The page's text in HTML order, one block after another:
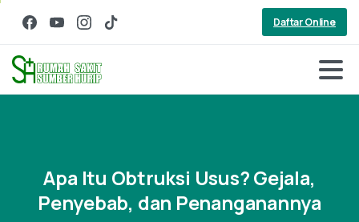
Daftar Online
Apa Itu Obtruksi Usus?Gejala,
Penyebab, dan Penanganannya